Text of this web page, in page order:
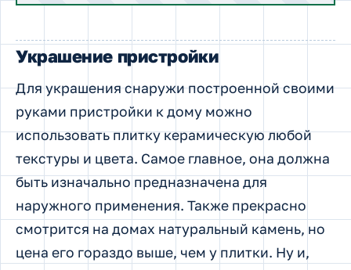
Украшение пристройки
Для украшения снаружи построенной своими
руками пристройки к дому можно
использовать плитку керамическую любой
текстуры и цвета. Самое главное, она должна
быть изначально предназначена для
наружного применения. Также прекрасно
смотрится на домах натуральный камень, но
цена его гораздо выше, чем у плитки. Ну и,